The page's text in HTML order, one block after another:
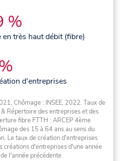
%
très haut débit (fibre)
d'entreprises
Chômage : INSEE, 2022. Taux de
Répertoire des entreprises et des
fibre FTTH : ARCEP 4ème
des 15 à 64 ans au sens du
Le taux de création d'entreprises
créations d'entreprises d'une année
l'année précédente.